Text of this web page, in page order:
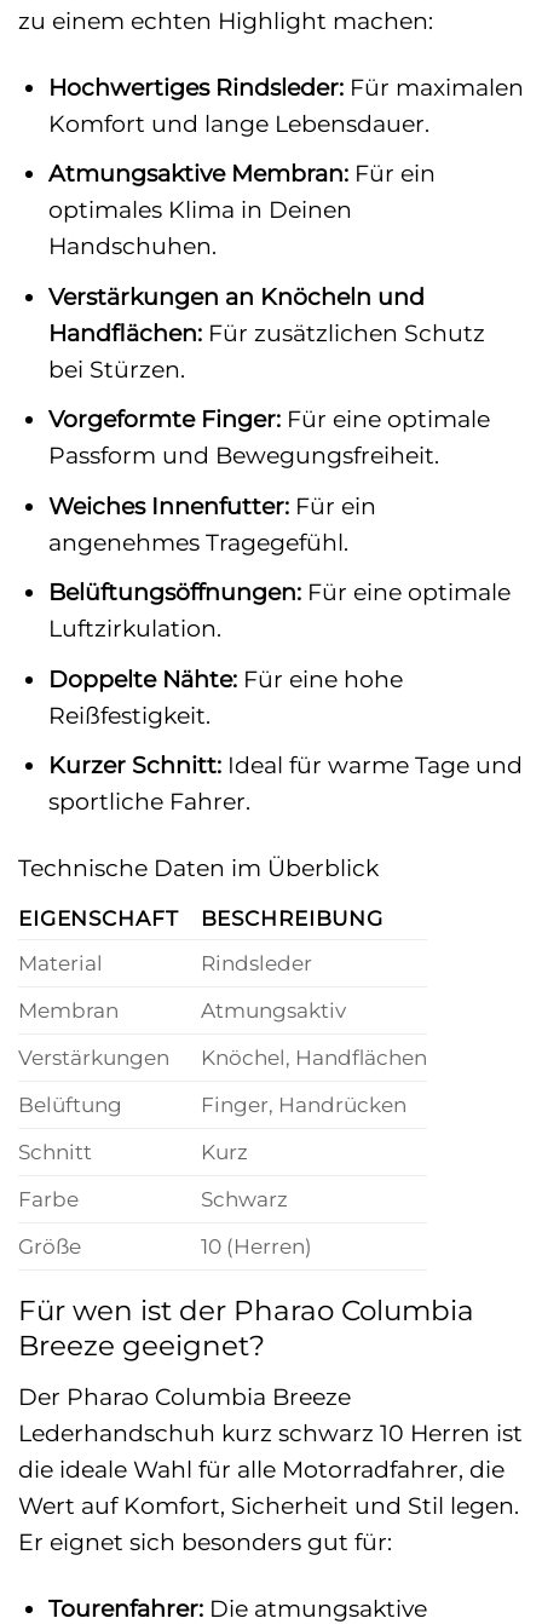
zu einem echten Highlight machen:
Hochwertiges Rindsleder:Für maximalen
Komfort und lange Lebensdauer.
Atmungsaktive Membran:Für ein
optimales Klima in Deinen
Handschuhen.
Verstärkungen an Knöcheln und
Handflächen:Für zusätzlichen Schutz
bei Stürzen.
Vorgeformte Finger:Für eine optimale
Passform und Bewegungsfreiheit.
Weiches Innenfutter:Für ein
angenehmes Tragegefühl.
Belüftungsöffnungen:Für eine optimale
Luftzirkulation.
Doppelte Nähte:Für eine hohe
Reißfestigkeit.
Kurzer Schnitt:Ideal für warme Tage und
sportliche Fahrer.
Technische Daten im Überblick
EIGENSCHAFT
BESCHREIBUNG
Material
Rindsleder
Membran
Atmungsaktiv
Verstärkungen
Knöchel, Handflächen
Belüftung
Finger, Handrücken
Schnitt
Kurz
Farbe
Schwarz
Größe
10 (Herren)
Für wen ist der Pharao Columbia
Breeze geeignet?
Der Pharao Columbia Breeze
Lederhandschuh kurz schwarz 10 Herren ist
die ideale Wahl für alle Motorradfahrer, die
Wert auf Komfort, Sicherheit und Stil legen.
Er eignet sich besonders gut für:
Tourenfahrer:Die atmungsaktive